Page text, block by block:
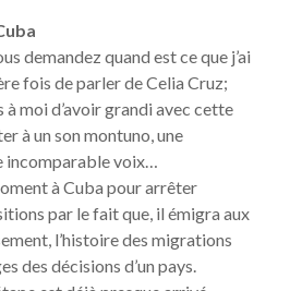
demandez quand est ce que j’ai
fois de parler de Celia Cruz;
moi d’avoir grandi avec cette
à un son montuno, une
incomparable voix…
à Cuba pour arrêter
par le fait que, il émigra aux
l’histoire des migrations
des décisions d’un pays.